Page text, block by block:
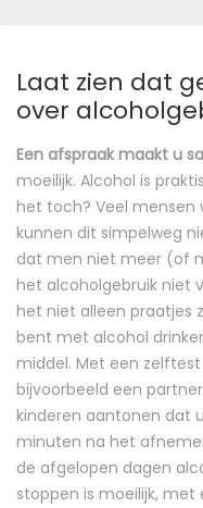
Laat zien dat
over
Een afspraak maakt u
moeilijk. Alcohol is
het toch? Veel mensen
kunnen dit simpelweg
dat men niet meer (of
het alcoholgebruik niet
het niet alleen praatjes
bent met alcohol
middel. Met een
bijvoorbeeld een
kinderen aantonen dat
minuten na het
de afgelopen dagen
stoppen is moeilijk,